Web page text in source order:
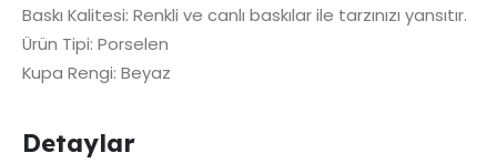
Baskı Kalitesi: Renkli ve canlı baskılar ile tarzınızı yansıtır.
Ürün Tipi: Porselen
Kupa Rengi: Beyaz
Detaylar